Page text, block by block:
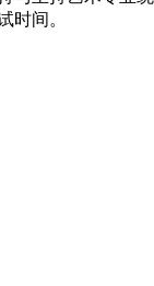
时间。